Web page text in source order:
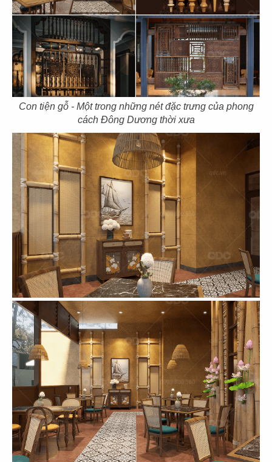
Con tiện gỗ - Một trong những nét đặc trưng của phong
cách Đông Dương thời xưa
125
EUROLOCK
Showroom
126
LEMI
Showroom giày
127
RICH LIEU
Showroom thời trang
128
BEAUTY YOU
Showroom
129
OBAGI
Showroom
130
ANHDUY AUDIO
Showroom
131
LED SAIGON
Showroom
132
SAIGON WINE
Showroom